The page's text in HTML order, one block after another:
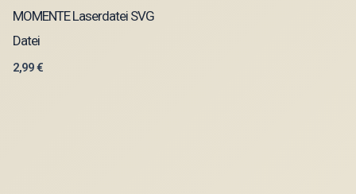
MOMENTE Laserdatei SVG
Datei
2,99€